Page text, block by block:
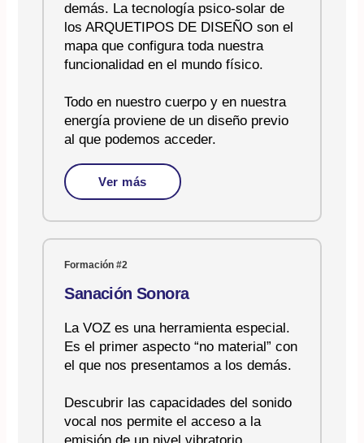
demás. La tecnología psico-solar de
los ARQUETIPOS DE DISEÑO son el
mapa que configura toda nuestra
funcionalidad en el mundo físico.
Todo en nuestro cuerpo y en nuestra
energía proviene de un diseño previo
al que podemos acceder.
Ver más
Formación #2
Sanación Sonora
La VOZ es una herramienta especial.
Es el primer aspecto “no material” con
el que nos presentamos a los demás.
Descubrir las capacidades del sonido
vocal nos permite el acceso a la
emisión de un nivel vibratorio